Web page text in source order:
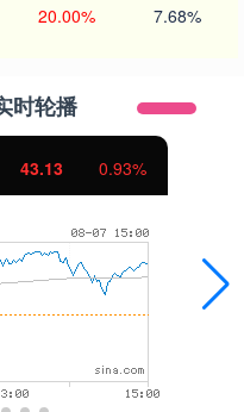
20.00% 7.68%
时轮播
43.13 0.93%